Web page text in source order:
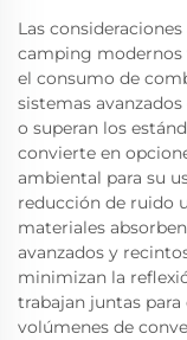
Las
camping modernos
el consumo de
sistemas
o superan los
convierte en
ambiental para su
reducción de ruido
materiales
avanzados y
minimizan la
trabajan juntas para
volúmenes de